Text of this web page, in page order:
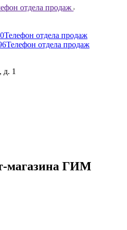
отдела продаж
Телефон отдела продаж
Телефон отдела продаж
д. 1
магазина ГИМ